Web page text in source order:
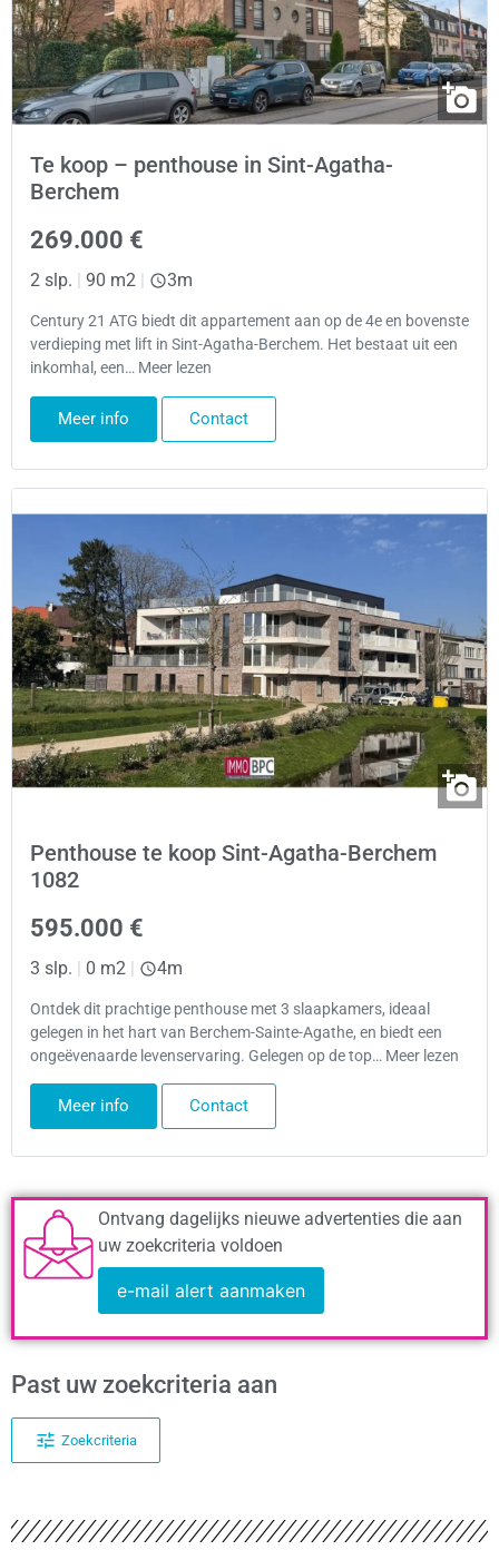
Te koop – penthouse in Sint-Agatha-
Berchem
269.000 €
2 slp. | 90 m2 | 3m
Century 21 ATG biedt dit appartement aan op de 4e en bovenste
verdieping met lift in Sint-Agatha-Berchem. Het bestaat uit een
inkomhal, een… Meer lezen
Meer info Contact
Penthouse te koop Sint-Agatha-Berchem
1082
595.000 €
3 slp. | 0 m2 | 4m
Ontdek dit prachtige penthouse met 3 slaapkamers, ideaal
gelegen in het hart van Berchem-Sainte-Agathe, en biedt een
ongeëvenaarde levenservaring. Gelegen op de top… Meer lezen
Meer info Contact
Ontvang dagelijks nieuwe advertenties die aan
uw zoekcriteria voldoen
e-mail alert aanmaken
Past uw zoekcriteria aan
Zoekcriteria